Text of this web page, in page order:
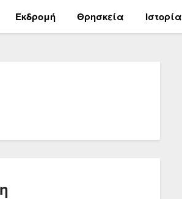
Εκδρομή Θρησκεία Ιστορία